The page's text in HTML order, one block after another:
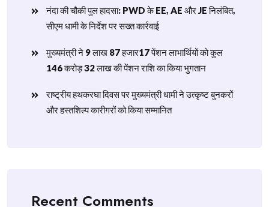
नंदा की चौकी पुल हादसा: PWD के EE, AE और JE निलंबित,
सीएम धामी के निर्देश पर सख्त कार्रवाई
मुख्यमंत्री ने 9 लाख 87 हजार17 पेंशन लाभार्थियों को कुल
146 करोड़ 32 लाख की पेंशन राशि का किया भुगतान
राष्ट्रीय हथकरघा दिवस पर मुख्यमंत्री धामी ने उत्कृष्ट बुनकरों
और हस्तशिल्प कारीगरों को किया सम्मानित
Recent Comments